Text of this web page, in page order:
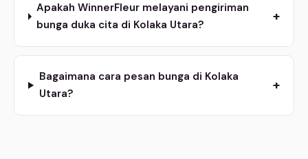
Apakah WinnerFleur melayani pengiriman
bunga duka cita di Kolaka Utara?
+
Bagaimana cara pesan bunga di Kolaka
Utara?
+